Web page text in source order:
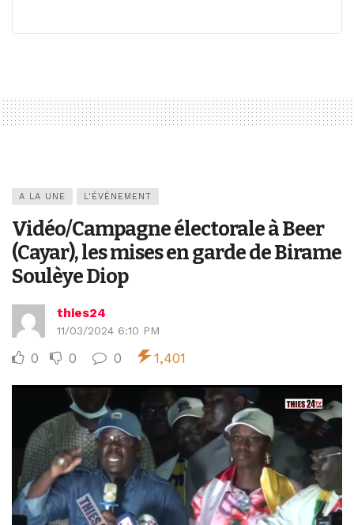
A LA UNE L'ÉVÉNEMENT
Vidéo/Campagne électorale à Beer
(Cayar), les mises en garde de Birame
Soulèye Diop
thies24
11/03/2024 6:10 PM
0 0 0 1,401